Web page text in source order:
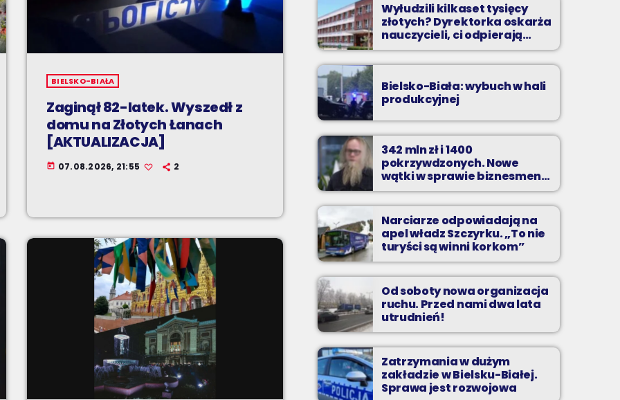
BIELSKO-BIAŁA
Zaginął 82-latek. Wyszedł z
domu na Złotych Łanach
[AKTUALIZACJA]
today 07.08.2026, 21:55 2
Wyłudzili kilkaset tysięcy
złotych? Dyrektorka oskarża
nauczycieli, ci odpierają
zarzuty
Bielsko-Biała: wybuch w hali
produkcyjnej
342 mln zł i 1400
pokrzywdzonych. Nowe
wątki w sprawie biznesmena
z Bielska-Białej
Narciarze odpowiadają na
apel władz Szczyrku. „To nie
turyści są winni korkom”
Od soboty nowa organizacja
ruchu. Przed nami dwa lata
utrudnień!
Zatrzymania w dużym
zakładzie w Bielsku-Białej.
Sprawa jest rozwojowa